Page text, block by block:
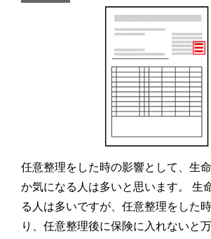
任意整理をした時の影響として、生
か気になる人は多いと思います。 生
る人は多いですが、任意整理をした
り、任意整理後に保険に入れないと